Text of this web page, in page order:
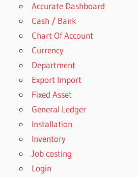
Accurate Dashboard
Cash / Bank
Chart Of Account
Currency
Department
Export Import
Fixed Asset
General Ledger
Installation
Inventory
Job costing
Login